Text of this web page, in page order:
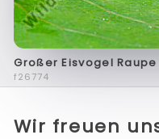
Großer Eisvogel Raupe
f26774
Wir freuen